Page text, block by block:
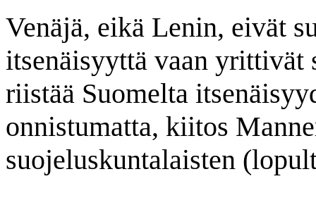
Venäjä, eikä Lenin, eivät
itsenäisyyttä vaan yrittivät
riistää Suomelta
onnistumatta, kiitos
suojeluskuntalaisten